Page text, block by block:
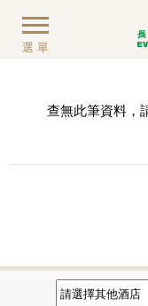
選單
查無此筆資料，